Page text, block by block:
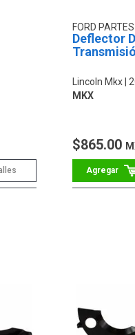
FORD
Deflector
Lincoln Mkx
MKX
$865.00